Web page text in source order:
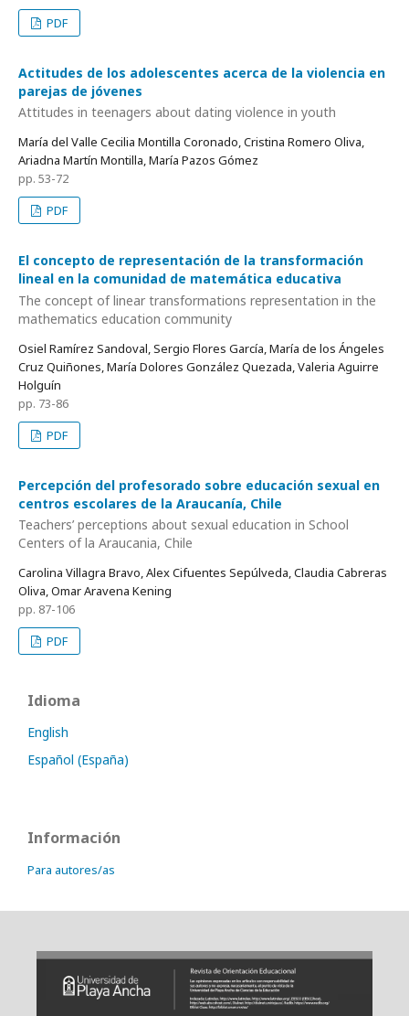
PDF
Actitudes de los adolescentes acerca de la violencia en
parejas de jóvenes
Attitudes in teenagers about dating violence in youth
María del Valle Cecilia Montilla Coronado, Cristina Romero Oliva,
Ariadna Martín Montilla, María Pazos Gómez
pp. 53-72
PDF
El concepto de representación de la transformación
lineal en la comunidad de matemática educativa
The concept of linear transformations representation in the
mathematics education community
Osiel Ramírez Sandoval, Sergio Flores García, María de los Ángeles
Cruz Quiñones, María Dolores González Quezada, Valeria Aguirre
Holguín
pp. 73-86
PDF
Percepción del profesorado sobre educación sexual en
centros escolares de la Araucanía, Chile
Teachers’ perceptions about sexual education in School
Centers of la Araucania, Chile
Carolina Villagra Bravo, Alex Cifuentes Sepúlveda, Claudia Cabreras
Oliva, Omar Aravena Kening
pp. 87-106
PDF
Idioma
English
Español (España)
Información
Para autores/as